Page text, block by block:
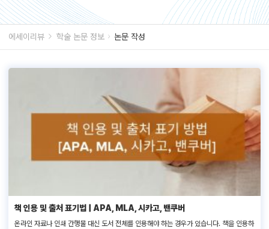
에세이리뷰 학술 논문 정보 논문 작성
책 인용 및 출처 표기법 | APA, MLA, 시카고, 밴쿠버
온라인 자료나 인쇄 간행물 대신 도서 전체를 인용해야 하는 경우가 있습니다. 책을 인용하